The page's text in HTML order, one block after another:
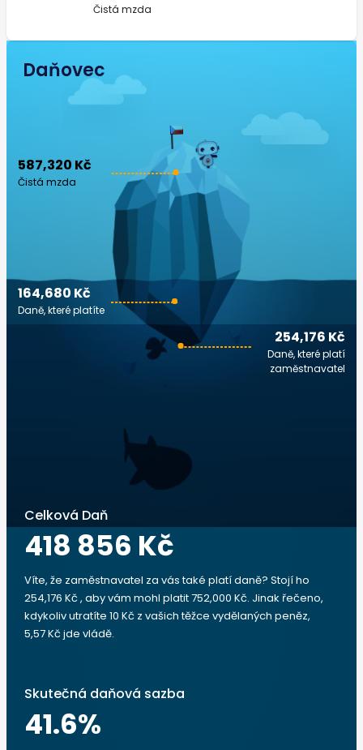
Čistá mzda
Daňovec
587,320 Kč
Čistá mzda
254,176 Kč
Daně, které platí
zaměstnavatel
164,680 Kč
Daně, které platíte
Celková Daň
418 856 Kč
Víte, že zaměstnavatel za vás také platí daně? Stojí ho
254,176 Kč , aby vám mohl platit 752,000 Kč. Jinak řečeno,
kdykoliv utratíte 10 Kč z vašich těžce vydělaných peněz,
5,57 Kč jde vládě.
Skutečná daňová sazba
41.6%